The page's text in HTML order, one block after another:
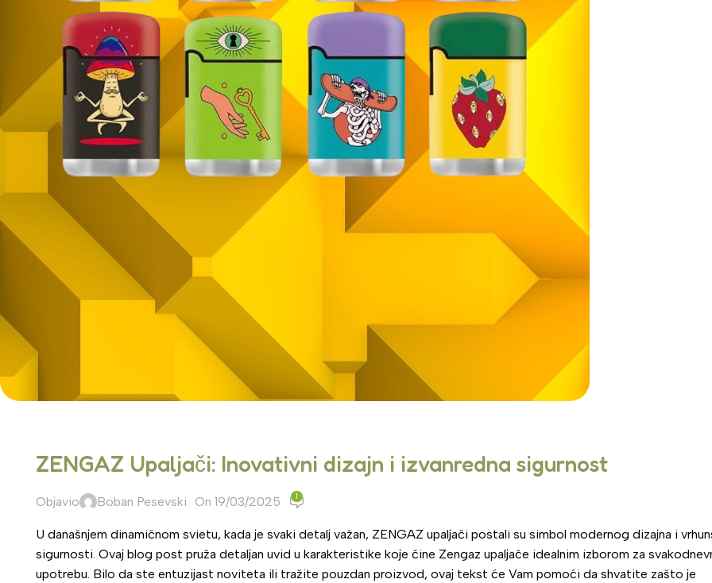
ZENGAZ Upaljači: Inovativni dizajn i izvanredna sigurnost
Objavio Boban Pesevski On 19/03/2025 1
U današnjem dinamičnom svietu, kada je svaki detalj važan, ZENGAZ upaljači postali su simbol modernog dizajna i
sigurnosti. Ovaj blog post pruža detaljan uvid u karakteristike koje čine Zengaz upaljače idealnim izborom za
upotrebu. Bilo da ste entuzijast noviteta ili tražite pouzdan proizvod, ovaj tekst će Vam pomoći da shvatite zašto je